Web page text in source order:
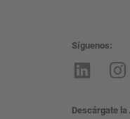
Síguenos
Descárgate la